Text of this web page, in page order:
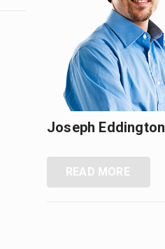
Joseph Eddington
READ MORE